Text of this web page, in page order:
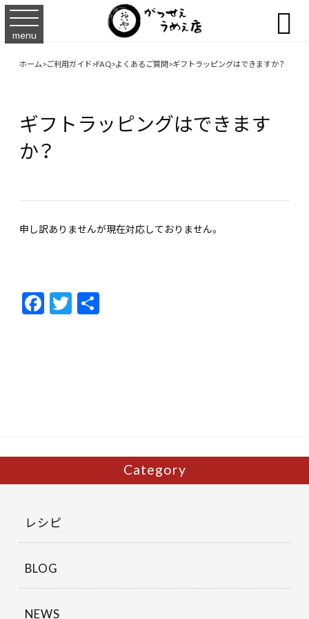
menu 
ホーム>ご利用ガイド>FAQ>よくあるご質問>ギフトラッピングはできますか？
ギフトラッピングはできます
か？
申し訳ありませんが現在対応しておりません。
F
ac
T
w
Category
レシピ
BLOG
NEWS